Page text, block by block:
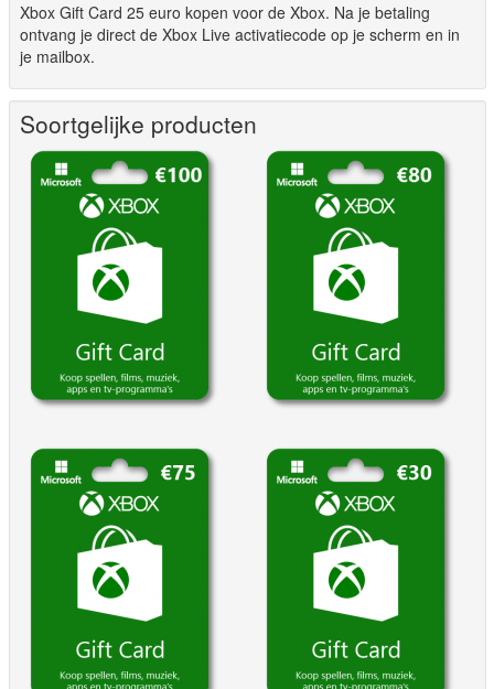
Xbox Gift Card 25 euro kopen voor de Xbox. Na je betaling
ontvang je direct de Xbox Live activatiecode op je scherm en in
je mailbox.
Soortgelijke producten